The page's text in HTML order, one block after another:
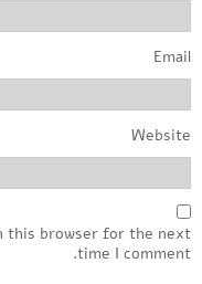
Email
Website
this browser for the next
time I comment.